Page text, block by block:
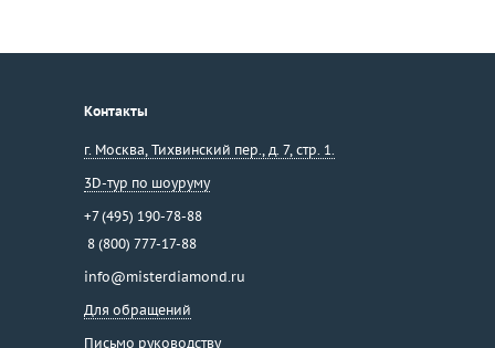
Контакты
г. Москва, Тихвинский пер., д. 7, стр. 1.
3D-тур по шоуруму
+7 (495) 190-78-88
8 (800) 777-17-88
info@misterdiamond.ru
Для обращений
Письмо руководству